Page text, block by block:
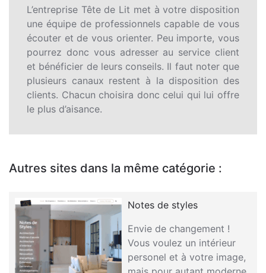
L’entreprise Tête de Lit met à votre disposition
une équipe de professionnels capable de vous
écouter et de vous orienter. Peu importe, vous
pourrez donc vous adresser au service client
et bénéficier de leurs conseils. Il faut noter que
plusieurs canaux restent à la disposition des
clients. Chacun choisira donc celui qui lui offre
le plus d’aisance.
Autres sites dans la même catégorie :
Notes de styles
Envie de changement !
Vous voulez un intérieur
personel et à votre image,